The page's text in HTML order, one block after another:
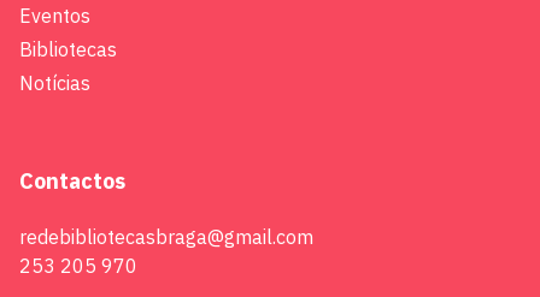
Eventos
Bibliotecas
Notícias
Contactos
redebibliotecasbraga@gmail.com
253 205 970